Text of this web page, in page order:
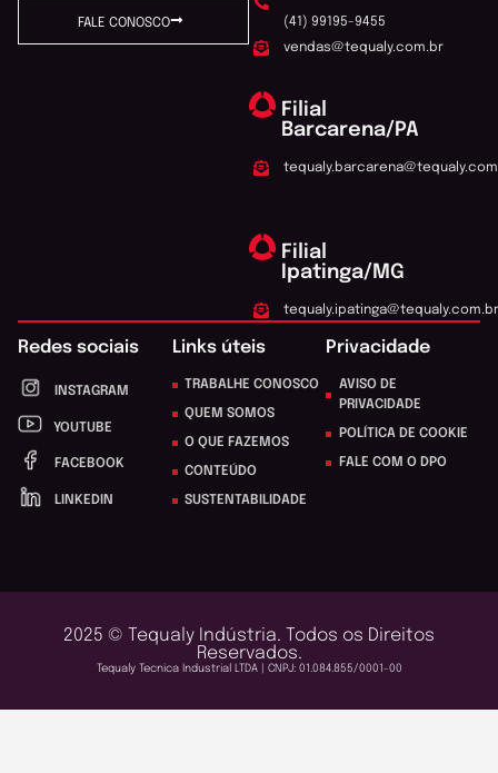
FALE CONOSCO
(41) 99195-9455
vendas@tequaly.com.br
Filial
Barcarena/PA
Filial
Ipatinga/MG
tequaly.ipatinga@tequaly.com.br
Redes sociais
INSTAGRAM
YOUTUBE
FACEBOOK
LINKEDIN
Links úteis
TRABALHE CONOSCO
QUEM SOMOS
O QUE FAZEMOS
CONTEÚDO
SUSTENTABILIDADE
Privacidade
AVISO DE
PRIVACIDADE
POLÍTICA DE COOKIE
FALE COM O DPO
2025 © Tequaly Indústria. Todos os Direitos
Reservados.
Tequaly Tecnica Industrial LTDA | CNPJ: 01.084.855/0001-00